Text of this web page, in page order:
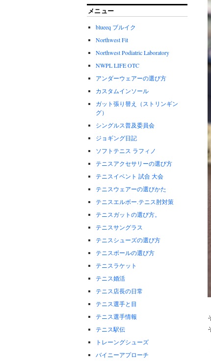
メニュー
blueeq ブルイク
Northwest Fit
Northwest Podiatric Laboratory
NWPL LIFE OTC
アンダーウェアーの選び方
カスタムインソール
ガット張り替え（ストリンギン
グ）
シングルス普及委員会
ジョギング日記
ソフトテニス ラフィノ
テニスアクセサリーの選び方
テニスイベント 試合 大会
テニスウェアーの選びかた
テニスエルボー.テニス肘対策
テニスガットの選び方。
テニスサングラス
テニスシューズの選び方
テニスボールの選び方
テニスラケット
テニス婚活
テニス店長の日常
テニス選手と目
テニス選手情報
テニス駅伝
トレーングシューズ
バイニーアプローチ